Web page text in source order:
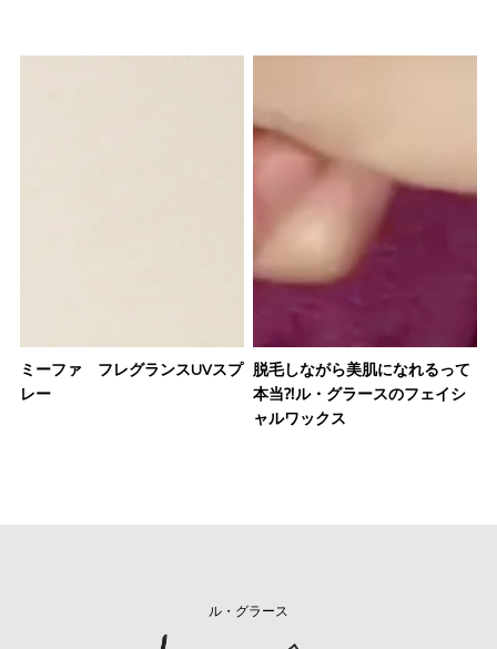
ミーファ フレグランスUVスプ
レー
脱毛しながら美肌になれるって
本当⁈ル・グラースのフェイシ
ャルワックス
ル・グラース